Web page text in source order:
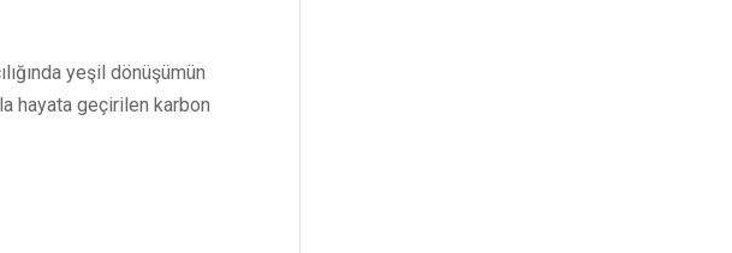
yeşil dönüşümün
hayata geçirilen karbon